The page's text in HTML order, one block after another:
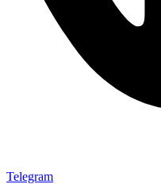
Telegram